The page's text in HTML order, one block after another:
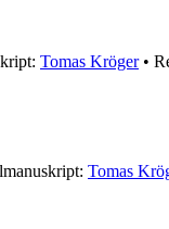
Tomas Kröger•
Tomas